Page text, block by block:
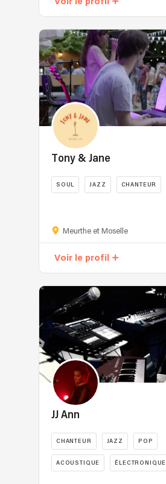
Tony & Jane
SOUL JAZZ CHANTEUR
Meurthe et Moselle
Voir le profil
JJ Ann
CHANTEUR JAZZ POP
ACOUSTIQUE ÉLECTRONIQUE